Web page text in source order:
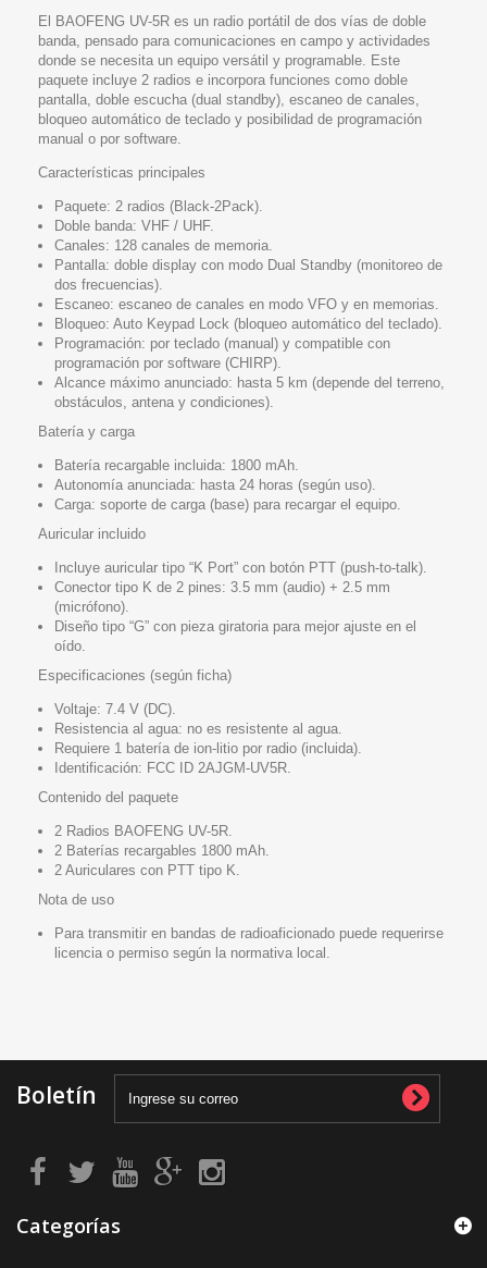
El BAOFENG UV-5R es un radio portátil de dos vías de doble
banda, pensado para comunicaciones en campo y actividades
donde se necesita un equipo versátil y programable. Este
paquete incluye 2 radios e incorpora funciones como doble
pantalla, doble escucha (dual standby), escaneo de canales,
bloqueo automático de teclado y posibilidad de programación
manual o por software.
Características principales
Paquete: 2 radios (Black-2Pack).
Doble banda: VHF / UHF.
Canales: 128 canales de memoria.
Pantalla: doble display con modo Dual Standby (monitoreo de
dos frecuencias).
Escaneo: escaneo de canales en modo VFO y en memorias.
Bloqueo: Auto Keypad Lock (bloqueo automático del teclado).
Programación: por teclado (manual) y compatible con
programación por software (CHIRP).
Alcance máximo anunciado: hasta 5 km (depende del terreno,
obstáculos, antena y condiciones).
Batería y carga
Batería recargable incluida: 1800 mAh.
Autonomía anunciada: hasta 24 horas (según uso).
Carga: soporte de carga (base) para recargar el equipo.
Auricular incluido
Incluye auricular tipo “K Port” con botón PTT (push-to-talk).
Conector tipo K de 2 pines: 3.5 mm (audio) + 2.5 mm
(micrófono).
Diseño tipo “G” con pieza giratoria para mejor ajuste en el
oído.
Especificaciones (según ficha)
Voltaje: 7.4 V (DC).
Resistencia al agua: no es resistente al agua.
Requiere 1 batería de ion-litio por radio (incluida).
Identificación: FCC ID 2AJGM-UV5R.
Contenido del paquete
2 Radios BAOFENG UV-5R.
2 Baterías recargables 1800 mAh.
2 Auriculares con PTT tipo K.
Nota de uso
Para transmitir en bandas de radioaficionado puede requerirse
licencia o permiso según la normativa local.
Boletín
Categorías